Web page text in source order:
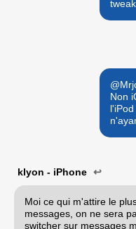
Non
klyon - iPhone ↩
Moi ce qui m'attire le
messages, on ne sera
switcher sur messages